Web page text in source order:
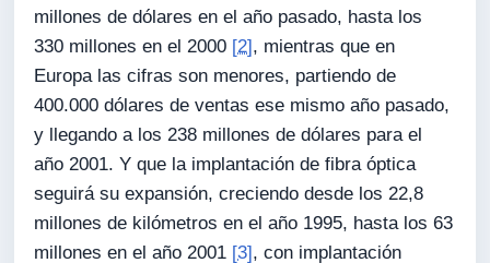
millones de dólares en el año pasado, hasta los
330 millones en el 2000 [2] , mientras que en
Europa las cifras son menores, partiendo de
400.000 dólares de ventas ese mismo año pasado,
y llegando a los 238 millones de dólares para el
año 2001. Y que la implantación de fibra óptica
seguirá su expansión, creciendo desde los 22,8
millones de kilómetros en el año 1995, hasta los 63
millones en el año 2001 [3] , con implantación